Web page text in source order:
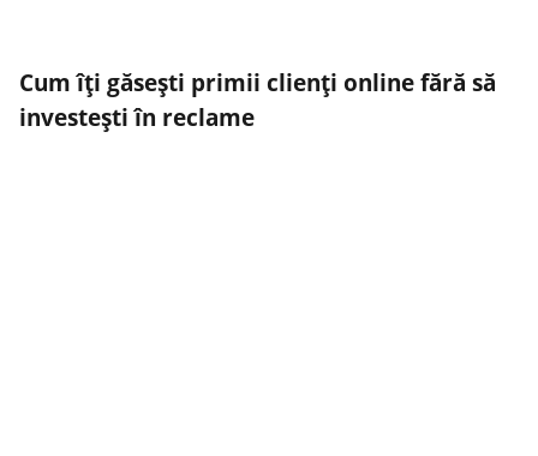
Cum îți găsești primii clienți online fără să
investești în reclame